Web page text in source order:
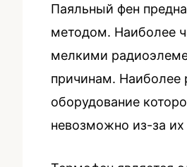
Паяльный фен
методом. Наиболее
мелкими
причинам. Наиболее
оборудование
невозможно из-за их